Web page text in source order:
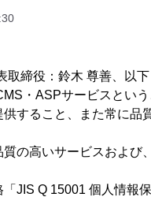
取締役：鈴木 尊善、以
・ASPサービスとい
すること、また常に品
の高いサービスおよび
JIS Q 15001 個人情報